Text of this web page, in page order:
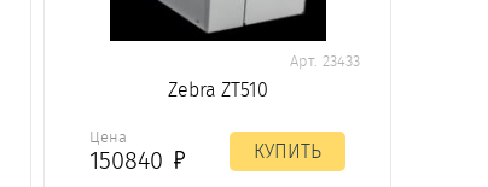
Арт. 23433
Zebra ZT510
Цена
150840 КУПИТЬ